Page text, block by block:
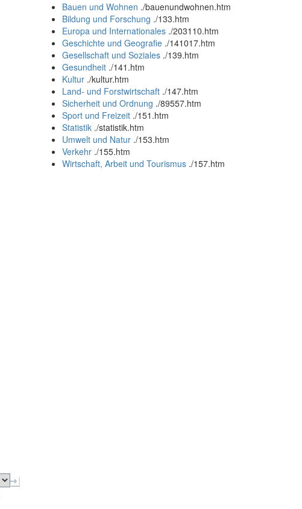
Bauen und Wohnen ./bauenundwohnen.htm
Bildung und Forschung ./133.htm
Europa und Internationales ./203110.htm
Geschichte und Geografie ./141017.htm
Gesellschaft und Soziales ./139.htm
Gesundheit ./141.htm
Kultur ./kultur.htm
Land- und Forstwirtschaft ./147.htm
Sicherheit und Ordnung ./89557.htm
Sport und Freizeit ./151.htm
Statistik ./statistik.htm
Umwelt und Natur ./153.htm
Verkehr ./155.htm
Wirtschaft, Arbeit und Tourismus ./157.htm